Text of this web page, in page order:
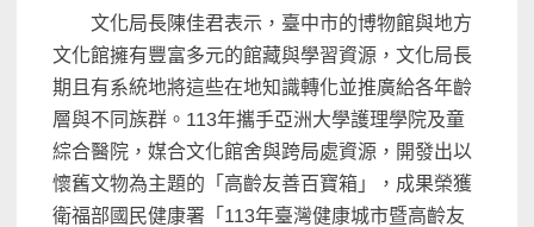
文化局長陳佳君表示， 臺中市的博物館與地方
文化館擁有豐富多元的館藏與學習資源，文化局長
期且有系統地將這些在地知識轉化並推廣給各年齡
層與不同族群。113年攜手亞洲大學護理學院及童
綜合醫院，媒合文化館舍與跨局處資源，開發出以
懷舊文物為主題的「 高齡友善百寶箱」，成果榮獲
衛福部國民健康署「 113年臺灣健康城市暨高齡友